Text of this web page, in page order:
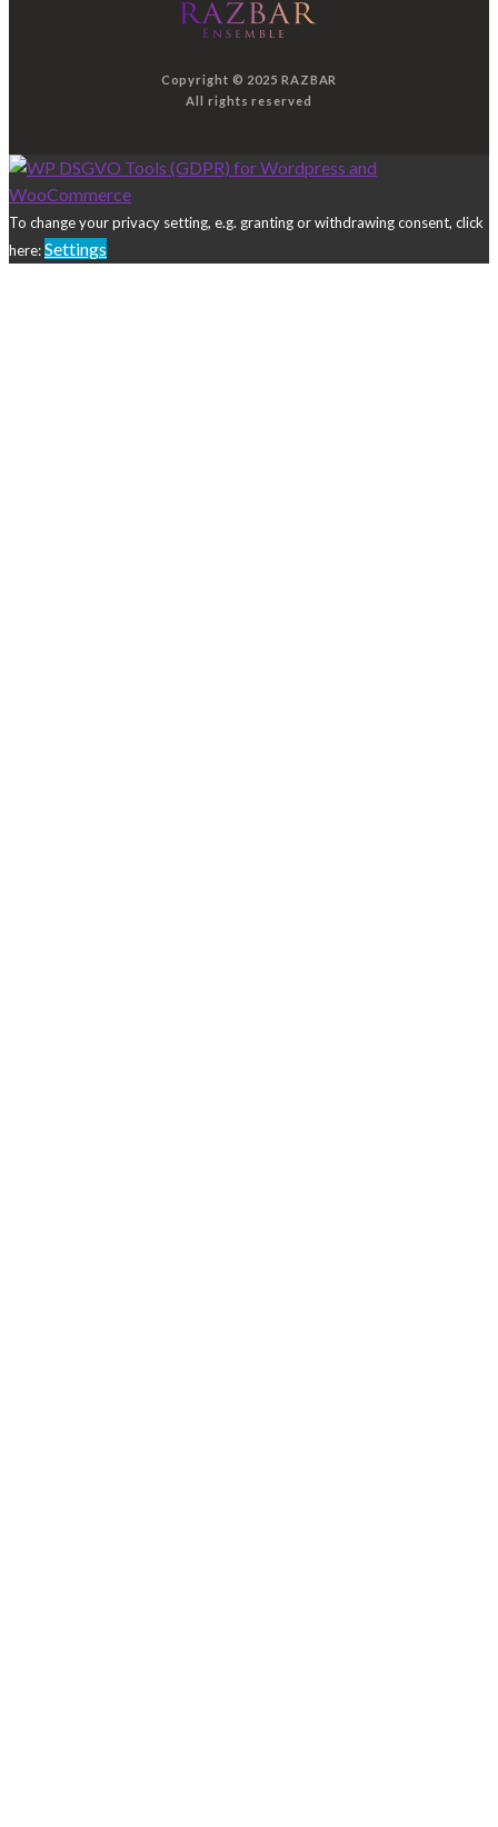
Copyright © 2025 RAZBAR
All rights reserved
To change your privacy setting, e.g. granting or withdrawing consent, click
here:Settings